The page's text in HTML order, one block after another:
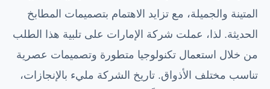
المتينة والجميلة، مع تزايد الاهتمام بتصميمات المطابخ
الحديثة. لذا، عملت شركة الإمارات على تلبية هذا الطلب
من خلال استعمال تكنولوجيا متطورة وتصميمات عصرية
تناسب مختلف الأذواق. تاريخ الشركة مليء بالإنجازات،